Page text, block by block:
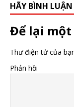
HÃY BÌNH
Để lại
Thư điện tử của
Phản hồi